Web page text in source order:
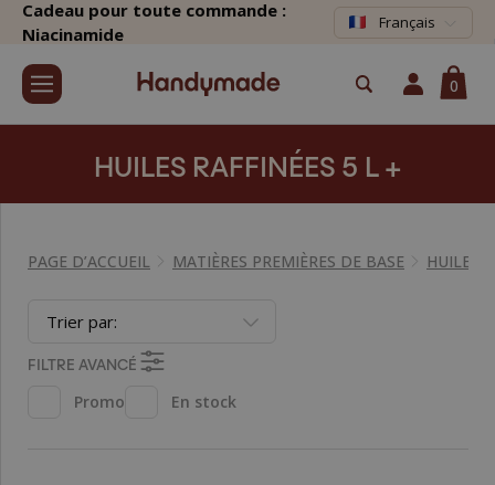
Cadeau pour toute commande :
Niacinamide
Français
0
HUILES RAFFINÉES 5 L +
PAGE D’ACCUEIL MATIÈRES PREMIÈRES DE BASE HUILES
Trier par:
FILTRE AVANCÉ
Promo
En stock